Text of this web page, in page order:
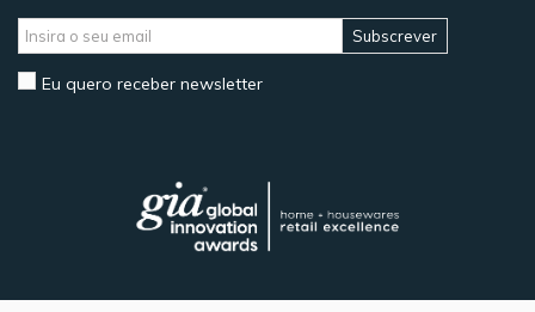
Subscrever
Eu quero receber newsletter